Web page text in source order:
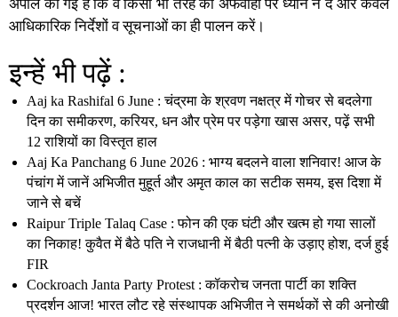
अपील की गई है कि वे किसी भी तरह की अफवाहों पर ध्यान न दें और केवल
आधिकारिक निर्देशों व सूचनाओं का ही पालन करें।
इन्हें भी पढ़ें :
Aaj ka Rashifal 6 June : चंद्रमा के श्रवण नक्षत्र में गोचर से बदलेगा
दिन का समीकरण, करियर, धन और प्रेम पर पड़ेगा खास असर, पढ़ें सभी
12 राशियों का विस्तृत हाल
Aaj Ka Panchang 6 June 2026 : भाग्य बदलने वाला शनिवार! आज के
पंचांग में जानें अभिजीत मुहूर्त और अमृत काल का सटीक समय, इस दिशा में
जाने से बचें
Raipur Triple Talaq Case : फोन की एक घंटी और खत्म हो गया सालों
का निकाह! कुवैत में बैठे पति ने राजधानी में बैठी पत्नी के उड़ाए होश, दर्ज हुई
FIR
Cockroach Janta Party Protest : कॉकरोच जनता पार्टी का शक्ति
प्रदर्शन आज! भारत लौट रहे संस्थापक अभिजीत ने समर्थकों से की अनोखी